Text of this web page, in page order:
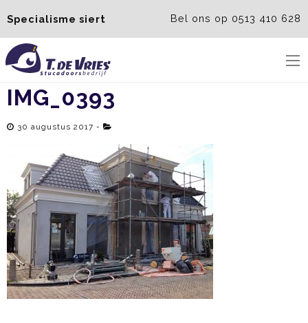
Specialisme siert Bel ons op 0513 410 628
IMG_0393
30 augustus 2017 -